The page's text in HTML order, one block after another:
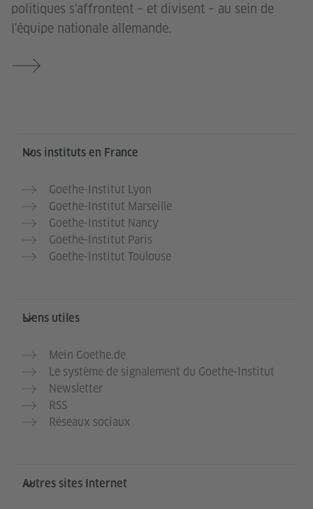
politiques s'affrontent – et divisent – au sein de
l'équipe nationale allemande.
Service- und Informationsbereich
Nos instituts en France
Goethe-Institut Lyon
Goethe-Institut Marseille
Goethe-Institut Nancy
Goethe-Institut Paris
Goethe-Institut Toulouse
Liens utiles
Mein Goethe.de
Le système de signalement du Goethe-Institut
Newsletter
RSS
Réseaux sociaux
Autres sites Internet